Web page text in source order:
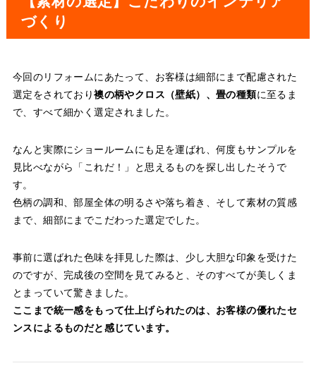
づくり
今回のリフォームにあたって、お客様は細部にまで配慮された
選定をされており襖の柄やクロス（壁紙）、畳の種類に至るま
で、すべて細かく選定されました。
なんと実際にショールームにも足を運ばれ、何度もサンプルを
見比べながら「これだ！」と思えるものを探し出したそうで
す。
色柄の調和、部屋全体の明るさや落ち着き、そして素材の質感
まで、細部にまでこだわった選定でした。
事前に選ばれた色味を拝見した際は、少し大胆な印象を受けた
のですが、完成後の空間を見てみると、そのすべてが美しくま
とまっていて驚きました。
ここまで統一感をもって仕上げられたのは、お客様の優れたセ
ンスによるものだと感じています。